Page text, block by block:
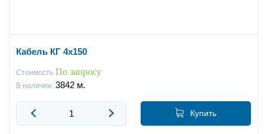
Кабель КГ 4x150
Стоимость По запросу
В наличии: 3842 м.
Купить